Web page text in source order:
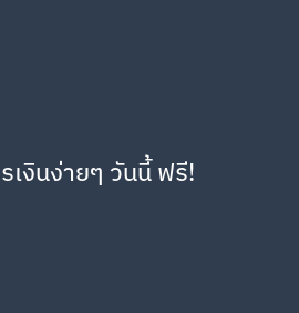
เงินง่ายๆ วันนี้ ฟรี!